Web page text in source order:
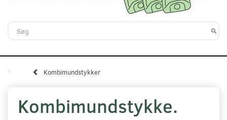
Kombimundstykker
Kombimundstykke.